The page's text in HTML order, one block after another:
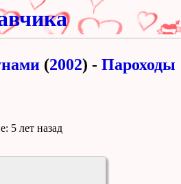
(2002) - Пароходы
5 лет назад